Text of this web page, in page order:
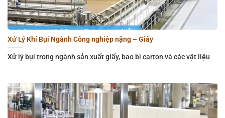
Xử Lý Khí Bụi Ngành Công nghiệp nặng – Giấy
Xử lý bụi trong ngành sản xuất giấy, bao bì carton và các vật liệu